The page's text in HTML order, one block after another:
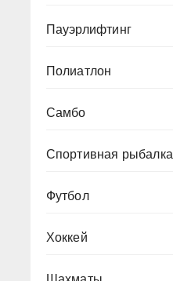
Пауэрлифтинг
Полиатлон
Самбо
Спортивная рыбалка
Футбол
Хоккей